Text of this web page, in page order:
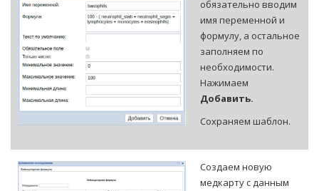
обязательно вводим
имя переменной и
формулу, а остальное
заполняем по
необходимости.
Нажимаем
Добавить.
Сохраняем шаблон.
Создаем новую
медкарту с данным